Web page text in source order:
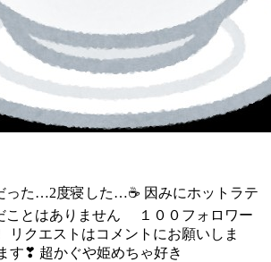
った…2度寝した…☕ 因みにホットラテ
ことはありません １００フォロワー
リクエストはコメントにお願いしま
❣ 超かぐや姫めちゃ好き